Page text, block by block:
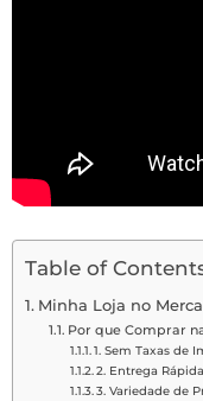
Table of
Minha Loja no
Por que Comprar
1. Sem Taxas de
2. Entrega Rápida
3. Variedade de